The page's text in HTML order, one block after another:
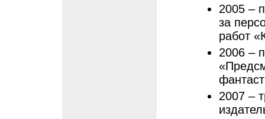
2005 –
за
работ
2006 –
2007 –